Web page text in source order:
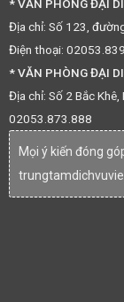
* VĂN PHÒNG ĐẠI
Địa chỉ: Số 123,
Điện thoại:
* VĂN PHÒNG ĐẠI
Địa chỉ: Số 2 Bắc
02053.873.888
Mọi ý kiến đóng